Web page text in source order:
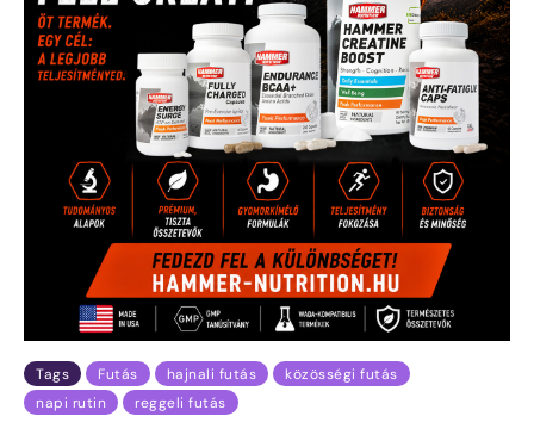
Tags Futás hajnali futás
közösségi futás
napi rutin
reggeli futás